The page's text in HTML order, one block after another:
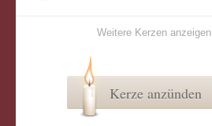
Weitere Kerzen anzeigen
Kerze anzünden